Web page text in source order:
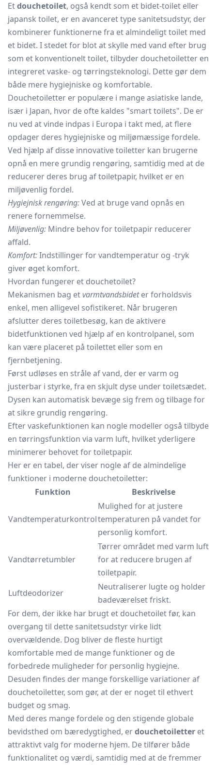
Etdouchetoilet, også kendt som et bidet-toilet eller
japansk toilet, er en avanceret type sanitetsudstyr, der
kombinerer funktionerne fra et almindeligt toilet med
et bidet. I stedet for blot at skylle med vand efter brug
som et konventionelt toilet, tilbyder douchetoiletter en
integreret vaske- og tørringsteknologi. Dette gør dem
både mere hygiejniske og komfortable.
Douchetoiletter er populære i mange asiatiske lande,
især i Japan, hvor de ofte kaldes "smart toilets". De er
nu ved at vinde indpas i Europa i takt med, at flere
opdager deres hygiejniske og miljømæssige fordele.
Ved hjælp af disse innovative toiletter kan brugerne
opnå en mere grundig rengøring, samtidig med at de
reducerer deres brug af toiletpapir, hvilket er en
miljøvenlig fordel.
Hygiejnisk rengøring:Ved at bruge vand opnås en
renere fornemmelse.
Miljøvenlig: Mindre behov for toiletpapir reducerer
affald.
Komfort:Indstillinger for vandtemperatur og -tryk
giver øget komfort.
Hvordan fungerer et douchetoilet?
Mekanismen bag etvarmtvandsbideter forholdsvis
enkel, men alligevel sofistikeret. Når brugeren
afslutter deres toiletbesøg, kan de aktivere
bidetfunktionen ved hjælp af en kontrolpanel, som
kan være placeret på toilettet eller som en
fjernbetjening.
Først udløses en stråle af vand, der er varm og
justerbar i styrke, fra en skjult dyse under toiletsædet.
Dysen kan automatisk bevæge sig frem og tilbage for
at sikre grundig rengøring.
Efter vaskefunktionen kan nogle modeller også tilbyde
en tørringsfunktion via varm luft, hvilket yderligere
minimerer behovet for toiletpapir.
Her er en tabel, der viser nogle af de almindelige
funktioner i moderne douchetoiletter:
Funktion
Beskrivelse
Vandtemperaturkontrol
Mulighed for at justere
temperaturen på vandet for
personlig komfort.
Vandtørretumbler
Tørrer området med varm luft
for at reducere brugen af
toiletpapir.
Luftdeodorizer
Neutraliserer lugte og holder
badeværelset friskt.
For dem, der ikke har brugt et douchetoilet før, kan
overgang til dette sanitetsudstyr virke lidt
overvældende. Dog bliver de fleste hurtigt
komfortable med de mange funktioner og de
forbedrede muligheder for personlig hygiejne.
Desuden findes der mange forskellige variationer af
douchetoiletter, som gør, at der er noget til ethvert
budget og smag.
Med deres mange fordele og den stigende globale
bevidsthed om bæredygtighed, erdouchetoiletter et
attraktivt valg for moderne hjem. De tilfører både
funktionalitet og værdi, samtidig med at de fremmer